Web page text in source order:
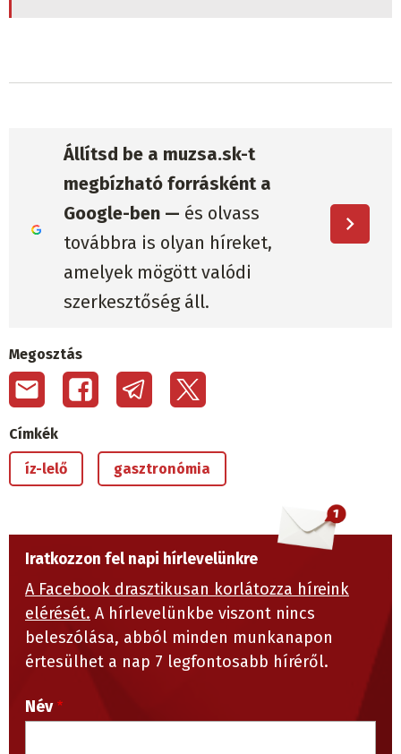
Állítsd be a muzsa.sk-t
megbízható forrásként a
Google-ben — és olvass
továbbra is olyan híreket,
amelyek mögött valódi
szerkesztőség áll.
Megosztás
Címkék
íz-lelő gasztronómia
Iratkozzon fel napi hírlevelünkre
A Facebook drasztikusan korlátozza híreink
elérését. A hírlevelünkbe viszont nincs
beleszólása, abból minden munkanapon
értesülhet a nap 7 legfontosabb híréről.
Név